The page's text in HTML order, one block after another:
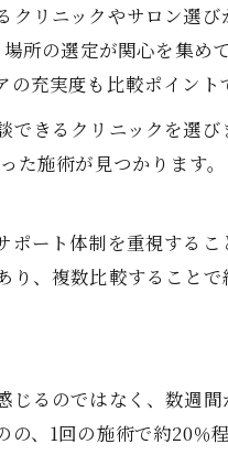
リニックやサロン選
所の選定が関心を集め
充実度も比較ポイント
きるクリニックを選
施術が見つかります
ート体制を重視する
、複数比較することで
るのではなく、数週
、1回の施術で約20％